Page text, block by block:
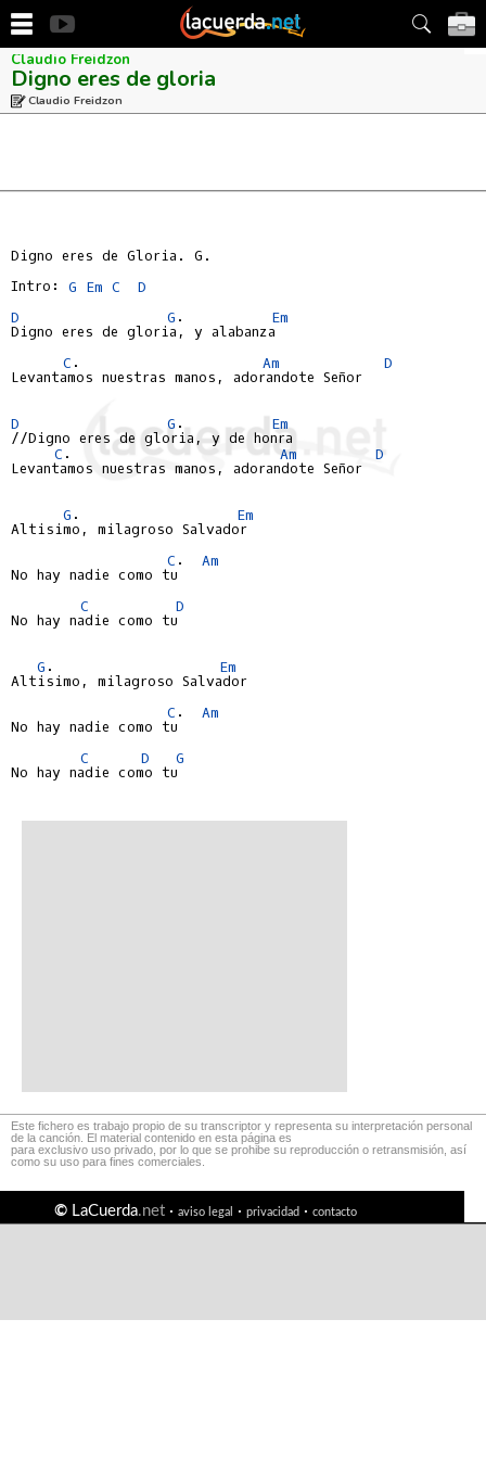
Claudio Freidzon
Digno eres de gloria
Claudio Freidzon
Digno eres de Gloria. G.
Intro: G Em C
D
D
G . Em
Digno eres de gloria, y alabanza
C . Am
D
Levantamos nuestras manos, adorandote Señor
D G . Em
//Digno eres de gloria, y de honra
C . Am
D
Levantamos nuestras manos, adorandote Señor
G . Em
Altisimo, milagroso Salvador
C . Am
No hay nadie como tu
C
D
No hay nadie como tu
G . Em
Altisimo, milagroso Salvador
C . Am
No hay nadie como tu
C
D
G
No hay nadie como tu
Este fichero es trabajo propio de su transcriptor y representa su interpretación personal
de la canción. El material contenido en esta página es
para exclusivo uso privado, por lo que se prohibe su reproducción o retransmisión, así
como su uso para fines comerciales.
© LaCuerda.net · aviso legal · privacidad · contacto